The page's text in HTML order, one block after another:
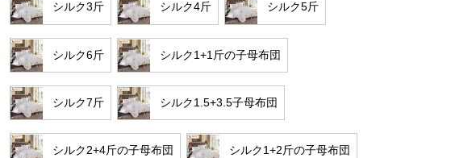
シルク3斤 シルク4斤 シルク5斤
シルク6斤 シルク1+1斤の子母布団
シルク7斤 シルク1.5+3.5子母布団
シルク2+4斤の子母布団 シルク1+2斤の子母布団